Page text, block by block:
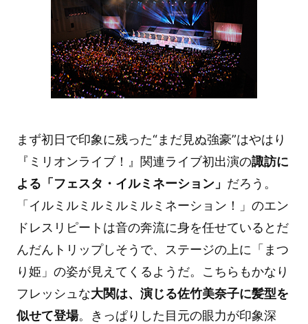
まず初日で印象に残った“まだ見ぬ強豪”はやはり
『ミリオンライブ！』関連ライブ初出演の諏訪に
よる「フェスタ・イルミネーション」 だろう。
「イルミルミルミルミルミネーション！」のエン
ドレスリピートは音の奔流に身を任せているとだ
んだんトリップしそうで、ステージの上に「まつ
り姫」の姿が見えてくるようだ。こちらもかなり
フレッシュな大関は、演じる佐竹美奈子に髪型を
似せて登場。きっぱりした目元の眼力が印象深